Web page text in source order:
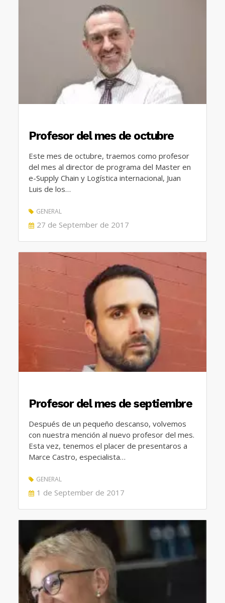
Profesor del mes de octubre
Este mes de octubre, traemos como profesor
del mes al director de programa del Master en
e-Supply Chain y Logística internacional, Juan
Luis de los…
GENERAL
POSTED
27 de September de 2017
Profesor del mes de septiembre
Después de un pequeño descanso, volvemos
con nuestra mención al nuevo profesor del mes.
Esta vez, tenemos el placer de presentaros a
Marce Castro, especialista…
GENERAL
POSTED
1 de September de 2017